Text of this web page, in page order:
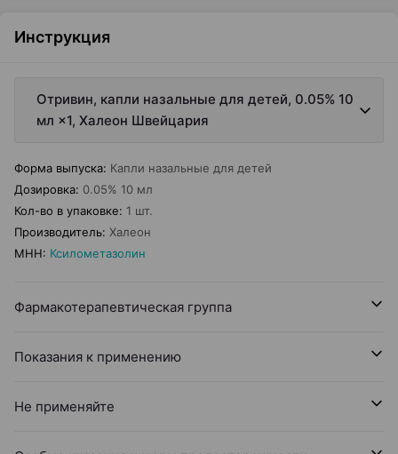
Инструкция
Отривин, капли назальные для детей, 0.05% 10
мл ×1, Халеон Швейцария
Форма выпуска: Капли назальные для детей
Дозировка: 0.05% 10 мл
Кол-во в упаковке: 1 шт.
Производитель: Халеон
МНН: Ксилометазолин
Фармакотерапевтическая группа
Показания к применению
Не применяйте